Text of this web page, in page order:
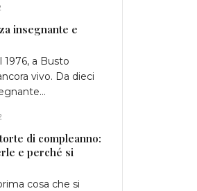
insegnante e
1976, a Busto
vivo. Da dieci
di compleanno:
e perché si
cosa che si